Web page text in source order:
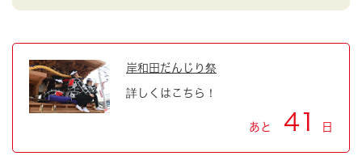
岸和田だんじり祭
詳しくはこちら！
あと 41 日